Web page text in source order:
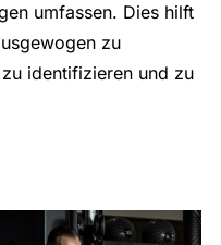
umfassen. Dies hilft
zu
identifizieren und zu